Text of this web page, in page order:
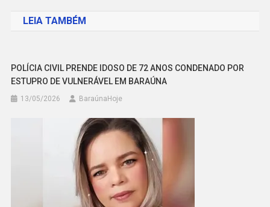
Post
LEIA TAMBÉM
POLÍCIA CIVIL PRENDE IDOSO DE 72 ANOS CONDENADO POR
ESTUPRO DE VULNERÁVEL EM BARAÚNA
13/05/2026 BaraúnaHoje